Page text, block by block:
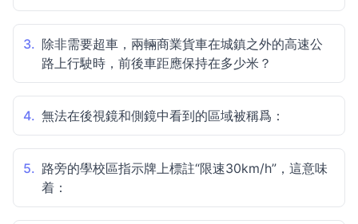
3. 除非需要超車，兩輛商業貨車在城鎮之外的高速公
路上行駛時，前後車距應保持在多少米？
4. 無法在後視鏡和側鏡中看到的區域被稱爲：
5. 路旁的學校區指示牌上標註“限速30km/h”，這意味
着：